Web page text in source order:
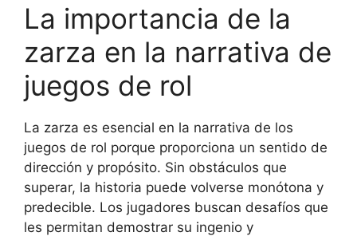
La importancia de la
zarza en la narrativa de
juegos de rol
La zarza es esencial en la narrativa de los
juegos de rol porque proporciona un sentido de
dirección y propósito. Sin obstáculos que
superar, la historia puede volverse monótona y
predecible. Los jugadores buscan desafíos que
les permitan demostrar su ingenio y